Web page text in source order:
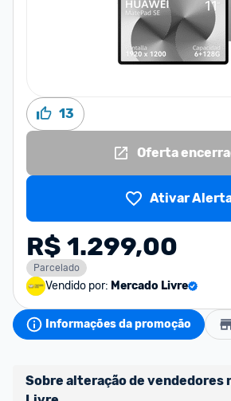
13
Oferta
Ativar
R$ 1.299,00
Parcelado
Vendido por: Mercado Livre
Informações da promoção
Sobre alteração de vendedores